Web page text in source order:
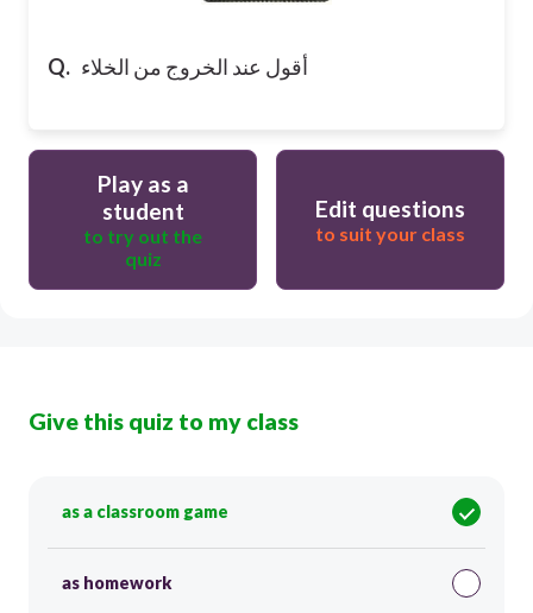
Q. أقول عند الخروج من الخلاء
Play as a
student
to try out the
quiz
Edit questions
to suit your class
Give this quiz to my class
as a classroom game
as homework